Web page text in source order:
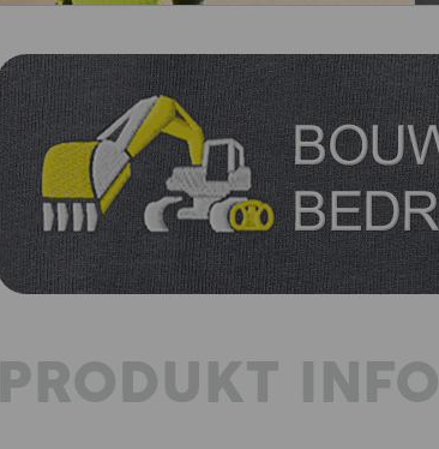
PRODUKT INFO